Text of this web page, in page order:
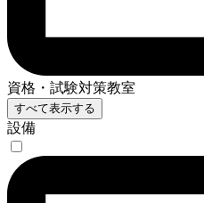
資格・試験対策教室
すべて表示する
設備